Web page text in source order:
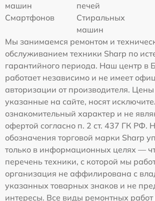
машин
печей
Смартфонов
Стиральных
машин
Мы занимаемся ремонтом и
обслуживанием техники Sharp по
гарантийного периода. Наш центр в
работает независимо и не имеет
авторизации от производителя.
указанные на сайте, носят
ознакомительный характер и не
офертой согласно п. 2 ст. 437 ГК РФ.
обозначения торговой марки Sharp
только в информационных целях —
перечень техники, с которой мы
организация не аффилирована с
указанных товарных знаков и не
интересы. Все виды ремонтных